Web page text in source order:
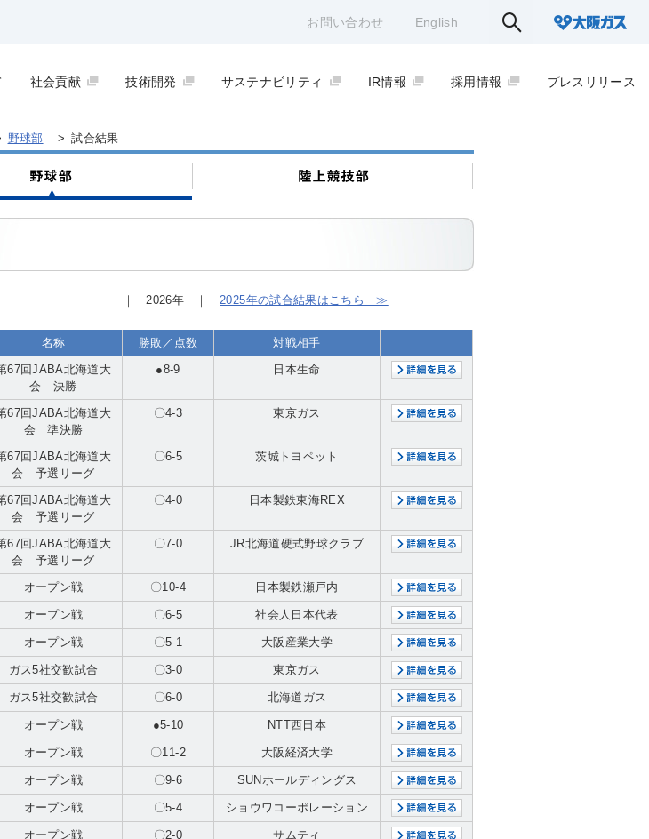
お問い合わせ English
社会貢献 技術開発 サステナビリティ IR情報 採用情報 プレスリリース
野球部 > 試合結果
｜ 2026年 ｜2025年の試合結果はこちら ≫
名称 勝敗／点数
対戦相手
67回JABA北海道大
会 決勝
●8-9 日本生命
67回JABA北海道大
会 準決勝
〇4-3 東京ガス
67回JABA北海道大
会 予選リーグ
〇6-5 茨城トヨペット
67回JABA北海道大
会 予選リーグ
〇4-0 日本製鉄東海REX
67回JABA北海道大
会 予選リーグ
〇7-0 JR北海道硬式野球クラブ
オープン戦 〇10-4 日本製鉄瀬戸内
オープン戦 〇6-5 社会人日本代表
オープン戦 〇5-1 大阪産業大学
ガス5社交歓試合 〇3-0 東京ガス
ガス5社交歓試合 〇6-0 北海道ガス
オープン戦 ●5-10 NTT西日本
オープン戦 〇11-2 大阪経済大学
オープン戦 〇9-6 SUNホールディングス
オープン戦 〇5-4 ショウワコーポレーション
オープン戦 〇2-0 サムティ